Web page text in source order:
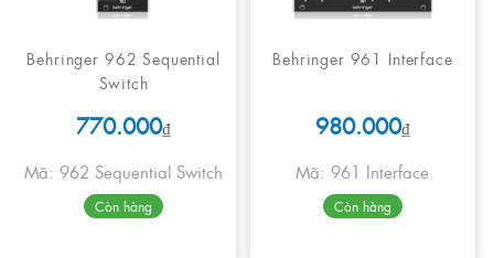
Behringer 962 Sequential
Switch
770.000₫
Mã: 962 Sequential Switch
Còn hàng
Behringer 961 Interface
980.000₫
Mã: 961 Interface
Còn hàng